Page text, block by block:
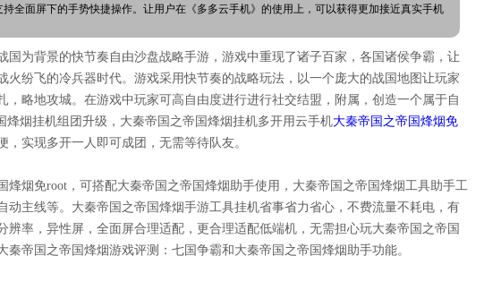
全面屏下的手势快捷操作。让用户在《多多云手机》的使用上，可以获得更加接近真实手机
国为背景的快节奏自由沙盘战略手游，游戏中重现了诸子百家，各国诸侯争霸，让
火纷飞的冷兵器时代。游戏采用快节奏的战略玩法，以一个庞大的战国地图让玩家
，略地攻城。在游戏中玩家可高自由度进行进行社交结盟，附属，创造一个属于自
烽烟挂机组团升级，大秦帝国之帝国烽烟挂机多开用云手机大秦帝国之帝国烽烟免
，实现多开一人即可成团，无需等待队友。
烽烟免root，可搭配大秦帝国之帝国烽烟助手使用，大秦帝国之帝国烽烟工具助手工
动主线等。大秦帝国之帝国烽烟手游工具挂机省事省力省心，不费流量不耗电，有
辨率，异性屏，全面屏合理适配，更合理适配低端机，无需担心玩大秦帝国之帝国
秦帝国之帝国烽烟游戏评测：七国争霸和大秦帝国之帝国烽烟助手功能。